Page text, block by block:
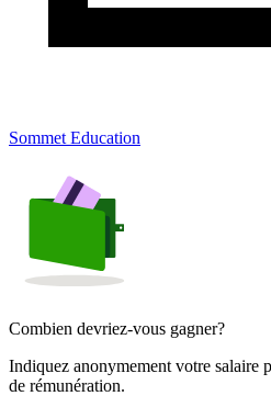
Sommet Education
Combien devriez-vous gagner?
Indiquez anonymement votre salaire
de rémunération.